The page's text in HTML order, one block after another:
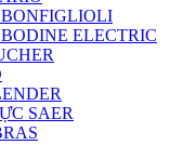
ELECTRIC
SAER